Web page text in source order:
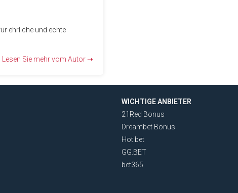
ehrliche und echte
Lesen Sie mehr vom Autor ➝
WICHTIGE ANBIETER
21Red Bonus
Dreambet Bonus
Hot.bet
GG.BET
bet365